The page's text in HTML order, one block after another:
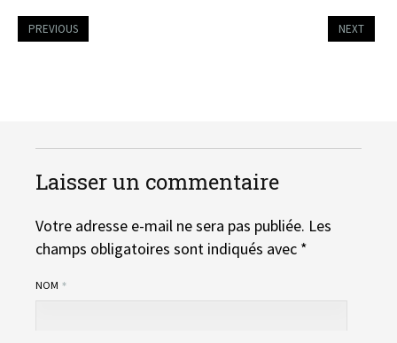
PREVIOUS NEXT
Laisser un commentaire
Votre adresse e-mail ne sera pas publiée. Les
champs obligatoires sont indiqués avec *
NOM